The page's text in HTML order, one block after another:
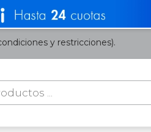
y restricciones).